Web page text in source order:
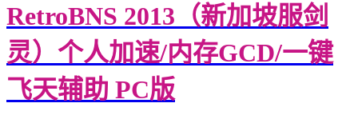
RetroBNS 2013（新加坡服剑
灵）个人加速/内存GCD/一键
飞天辅助 PC版